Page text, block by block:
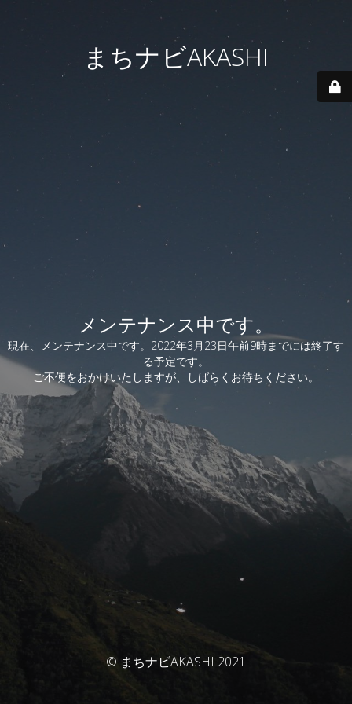
まちナビAKASHI
メンテナンス中です。
現在、メンテナンス中です。2022年3月23日午前9時までには終了す
る予定です。
ご不便をおかけいたしますが、しばらくお待ちください。
© まちナビAKASHI 2021